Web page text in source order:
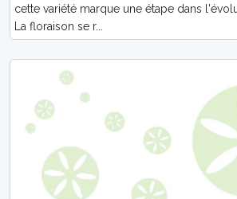
cette variété marque une étape dans
La floraison se r...